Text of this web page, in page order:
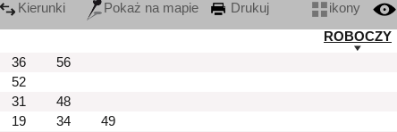
Kierunki Pokaż na mapie Drukuj ikony
ROBOCZY
36
56
52
31
48
19 34
49